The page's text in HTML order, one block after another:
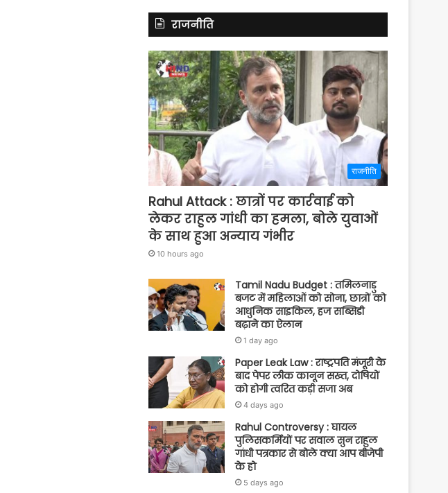
राजनीति
राजनीति
Rahul Attack : छात्रों पर कार्रवाई को
लेकर राहुल गांधी का हमला, बोले युवाओं
के साथ हुआ अन्याय गंभीर
10 hours ago
Tamil Nadu Budget : तमिलनाडु
बजट में महिलाओं को सोना, छात्रों को
आधुनिक साइकिल, हज सब्सिडी
बढ़ाने का ऐलान
1 day ago
Paper Leak Law : राष्ट्रपति मंजूरी के
बाद पेपर लीक कानून सख्त, दोषियों
को होगी त्वरित कड़ी सजा अब
4 days ago
Rahul Controversy : घायल
पुलिसकर्मियों पर सवाल सुन राहुल
गांधी पत्रकार से बोले क्या आप बीजेपी
के हो
5 days ago